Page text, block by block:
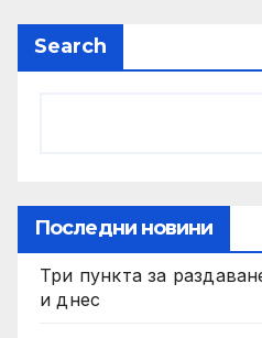
Search
Последни новини
Три пункта за
и днес